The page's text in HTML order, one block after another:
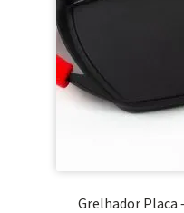
Grelhador Placa